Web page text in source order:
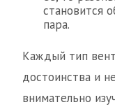
становится
пара.
Каждый тип
достоинства и
внимательно